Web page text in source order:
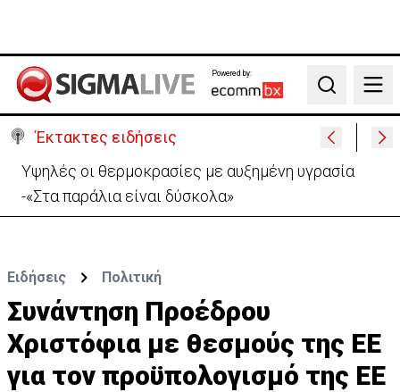
Powered by:
Search
Έκτακτες ειδήσεις
Ιταλία-Ισπανία: Στα άκρα η διπλωματική κόντρα για
το Σένγκεν
Ειδήσεις Πολιτική
Συνάντηση Προέδρου
Χριστόφια με θεσμούς της ΕΕ
για τον προϋπολογισμό της ΕΕ